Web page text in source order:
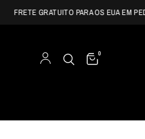
FRETE GRATUITO PARA OS EUA EM
0